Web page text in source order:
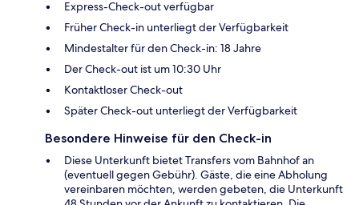
Express-Check-out verfügbar
Früher Check-in unterliegt der Verfügbarkeit
Mindestalter für den Check-in: 18 Jahre
Der Check-out ist um 10:30 Uhr
Kontaktloser Check-out
Später Check-out unterliegt der Verfügbarkeit
Besondere Hinweise für den Check-in
Diese Unterkunft bietet Transfers vom Bahnhof an
(eventuell gegen Gebühr). Gäste, die eine Abholung
vereinbaren möchten, werden gebeten, die Unterkunft